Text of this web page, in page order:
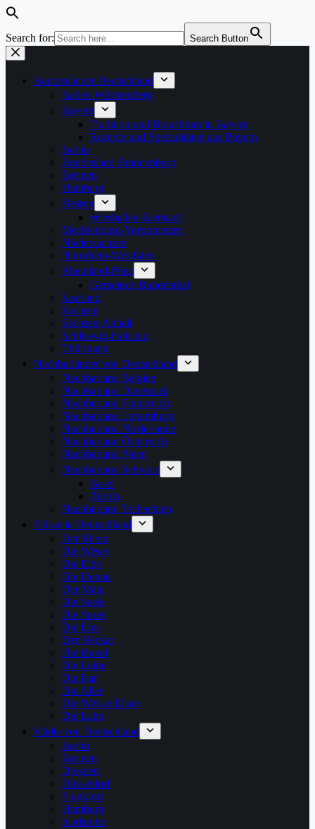
Search for: Search Button
Zum
Inhalt
springenBundesländer Deutschland
Baden-Württemberg
Bayern
Tradition und Brauchtum in Bayern
Rezepte und Spezialitäten aus Bayern
Berlin
Bundesland Brandenburg
Bremen
Hamburg
Hessen
Wiesbaden-Bierstadt
Mecklenburg-Vorpommern
Niedersachsen
Nordrhein-Westfalen
Rheinland-Pfalz
Gemeinde Bundenthal
Saarland
Sachsen
Sachsen-Anhalt
Schleswig-Holstein
Thüringen
Nachbarländer von Deutschland
Nachbarland Belgien
Nachbarland Dänemark
Nachbarland Frankreich
Nachbarland Luxemburg
Nachbarland Niederlande
Nachbarland Österreich
Nachbarland Polen
Nachbarland Schweiz
Basel
Zürich
Nachbarland Tschechien
Flüsse in Deutschland
Der Rhein
Die Weser
Die Elbe
Die Donau
Der Main
Die Saale
Die Spree
Die Ems
Der Neckar
Die Havel
Die Leine
Die Isar
Die Aller
Die Weisse Elster
Die Lahn
Städte von Deutschland
Berlin
Bremen
Dresden
Düsseldorf
Frankfurt
Hamburg
Karlsruhe